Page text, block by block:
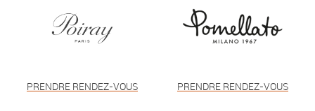
PRENDRE RENDEZ-VOUS PRENDRE RENDEZ-VOUS